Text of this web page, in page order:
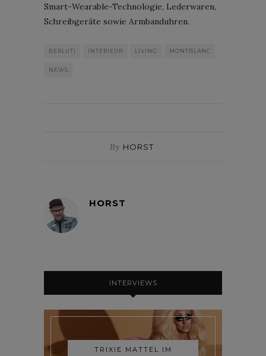
Smart-Wearable-Technologie, Lederwaren,
Schreibgeräte sowie Armbanduhren.
BERLUTI INTERIEUR LIVING MONTBLANC
NEWS
By HORST
HORST
INTERVIEWS
TRIXIE MATTEL IM